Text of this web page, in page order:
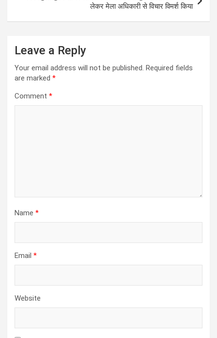
लेकर मेला अधिकारी से विचार विमर्श किया
Leave a Reply
Your email address will not be published. Required fields
are marked *
Comment *
Name *
Email *
Website